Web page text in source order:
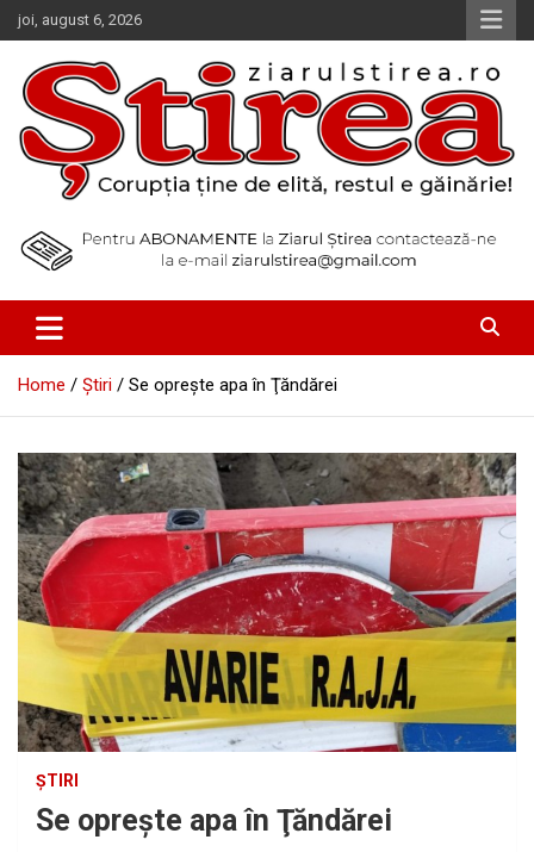
Skip
to
content
joi, august 6, 2026
Ziarul Știrea
Home Știri Se opreşte apa în Ţăndărei
ȘTIRI
Se opreşte apa în Ţăndărei